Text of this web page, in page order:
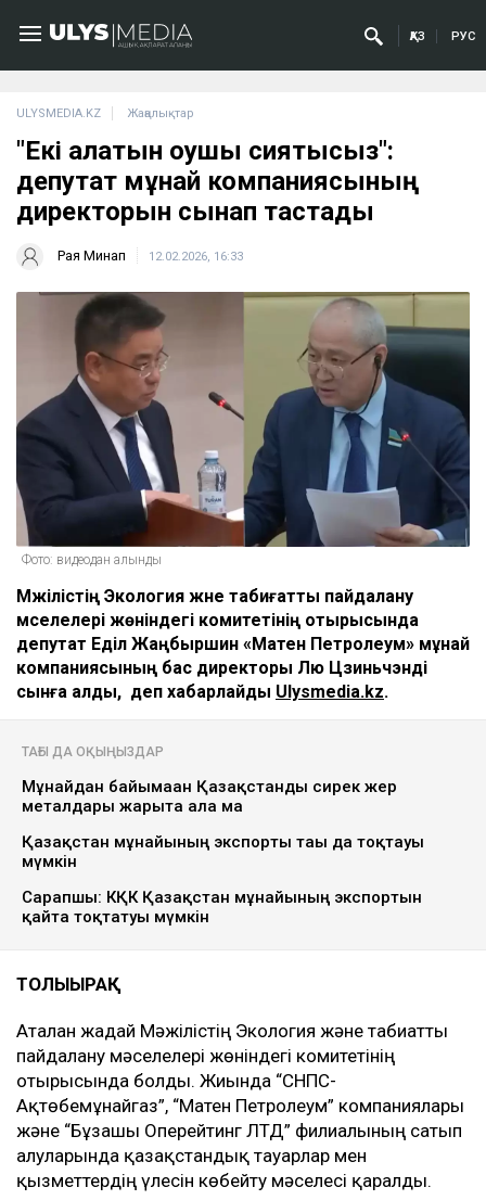
ҚАЗ РУС
ULYSMEDIA.KZ Жаңалықтар
"Екі алатын оқушы сияқтысыз":
депутат мұнай компаниясының
директорын сынап тастады
Рая Минап 12.02.2026, 16:33
Фото: видеодан алынды
Мәжілістің Экология және табиғатты пайдалану
мәселелері жөніндегі комитетінің отырысында
депутат Еділ Жаңбыршин «Матен Петролеум» мұнай
компаниясының бас директоры Лю Цзиньчэнді
сынға алды, деп хабарлайды Ulysmedia.kz.
ТАҒЫ ДА ОҚЫҢЫЗДАР
Мұнайдан байымаған Қазақстанды сирек жер
металдары жарыта ала ма
Қазақстан мұнайының экспорты тағы да тоқтауы
мүмкін
Сарапшы: КҚК Қазақстан мұнайының экспортын
қайта тоқтатуы мүмкін
ТОЛЫҒЫРАҚ
Аталған жағдай Мәжілістің Экология және табиғатты
пайдалану мәселелері жөніндегі комитетінің
отырысында болды. Жиында “СНПС-
Ақтөбемұнайгаз”, “Матен Петролеум” компаниялары
және “Бұзашы Оперейтинг ЛТД” филиалының сатып
алуларында қазақстандық тауарлар мен
қызметтердің үлесін көбейту мәселесі қаралды.